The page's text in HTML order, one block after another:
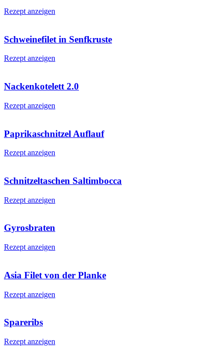
Rezept anzeigen
Schweinefilet in Senfkruste
Rezept anzeigen
Nackenkotelett 2.0
Rezept anzeigen
Paprikaschnitzel Auflauf
Rezept anzeigen
Schnitzeltaschen Saltimbocca
Rezept anzeigen
Gyrosbraten
Rezept anzeigen
Asia Filet von der Planke
Rezept anzeigen
Spareribs
Rezept anzeigen